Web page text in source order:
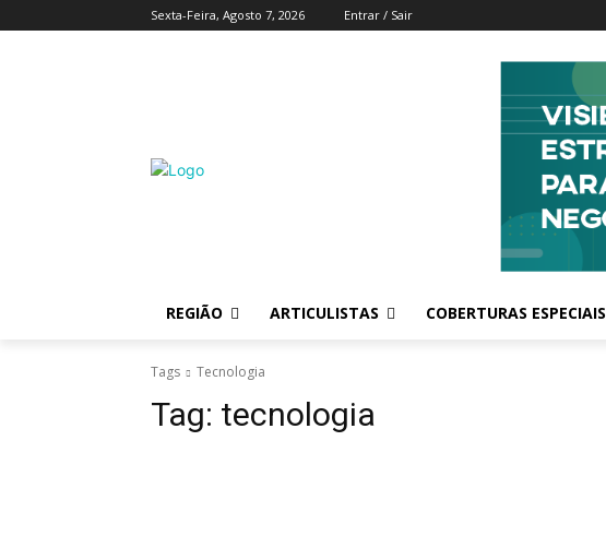
Sexta-Feira, Agosto 7, 2026 Entrar / Sair
REGIÃO ARTICULISTAS COBERTURAS ESPECIAIS
Tags Tecnologia
Tag: tecnologia